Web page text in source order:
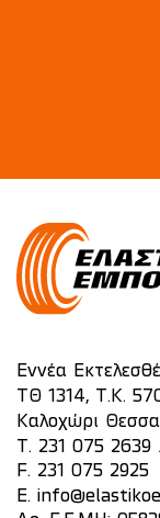
Εννέα
ΤΘ 1314, Τ.Κ.
Καλοχώρι
T. 231 075 2639
F. 231 075 2925
E.